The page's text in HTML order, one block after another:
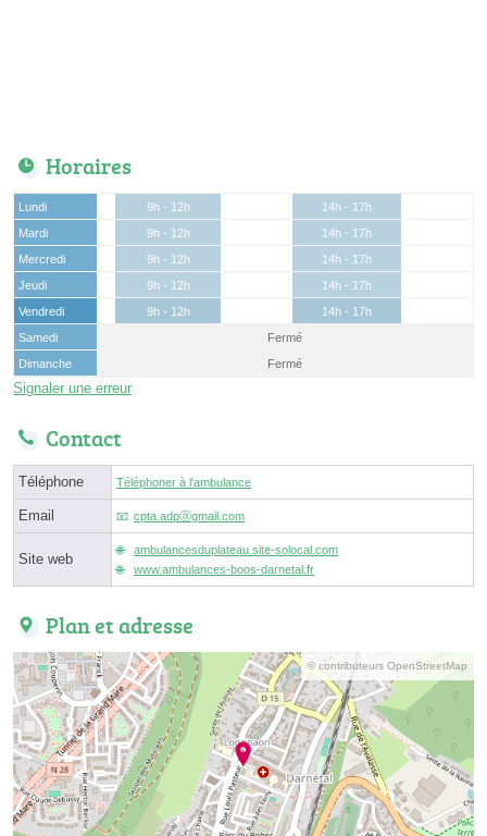
Horaires
Lundi 9h - 12h
14h - 17h
Mardi
9h - 12h
14h - 17h
Mercredi
9h - 12h
14h - 17h
Jeudi
9h - 12h
14h - 17h
Vendredi
9h - 12h
14h - 17h
Samedi
Fermé
Dimanche
Fermé
Signaler une erreur
Contact
Téléphone Téléphoner à l'ambulance
Email cpta.adpⓐgmail.com
Site web
ambulancesduplateau.site-solocal.com
www.ambulances-boos-darnetal.fr
Plan et adresse
© contributeurs OpenStreetMap